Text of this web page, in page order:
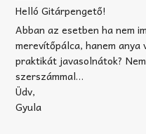
Helló Gitárpengető!
Abban az esetben ha nem
merevítőpálca, hanem anya
praktikát javasolnátok?
szerszámmal…
Üdv,
Gyula